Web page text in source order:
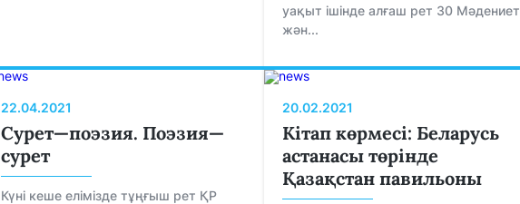
уақыт ішінде алғаш рет 30 Мәдениет
жән...
22.04.2021
Сурет—поэзия. Поэзия—
сурет
Күні кеше елімізде тұңғыш рет ҚР
20.02.2021
Кітап көрмесі: Беларусь
астанасы төрінде
Қазақстан павильоны